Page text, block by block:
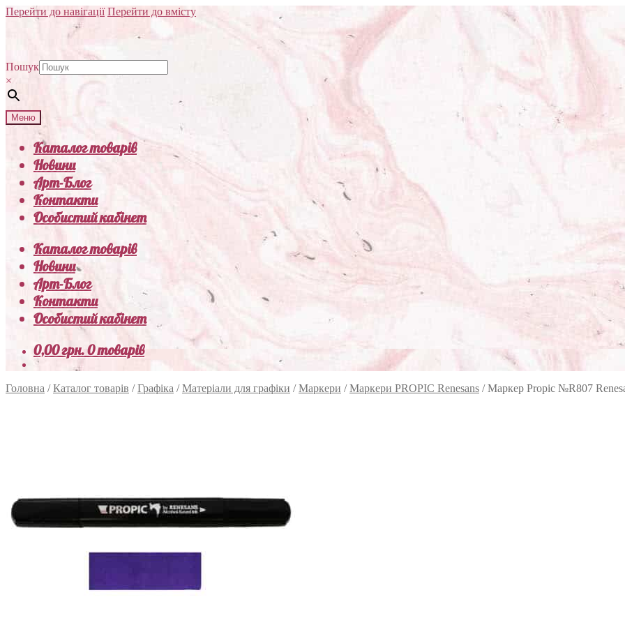
Перейти до навігації Перейти до вмісту
Пошук
×
Меню
Каталог товарів
Новини
Арт-Блог
Контакти
Особистий кабінет
Каталог товарів
Новини
Арт-Блог
Контакти
Особистий кабінет
0,00грн.0 товарів
Головна /Каталог товарів /Графіка /Матеріали для графіки /Маркери /Маркери PROPIC Renesans /Маркер Propic №R807